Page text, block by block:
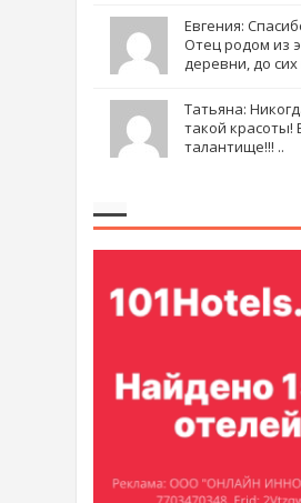
Евгения:
Отец родом из
деревни, до сих
Татьяна:
такой красоты!
талантище!!! ..